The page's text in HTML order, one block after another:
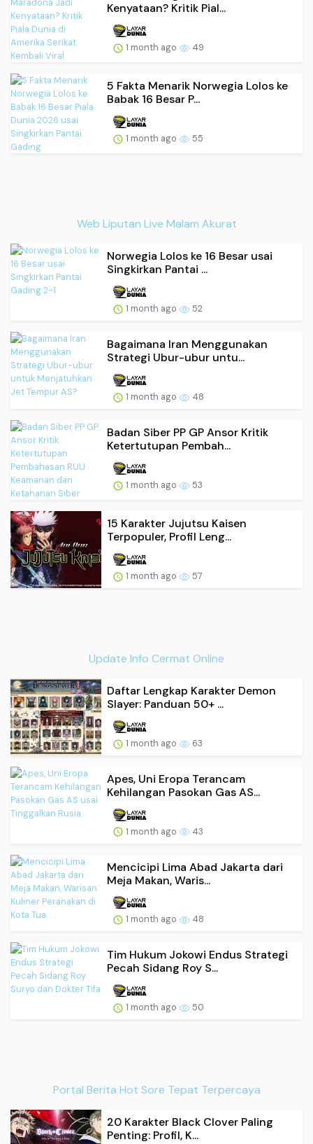
Kenyataan? Kritik Pial...
1 month ago 49
5 Fakta Menarik Norwegia Lolos ke
Babak 16 Besar P...
1 month ago 55
Web Liputan Live Malam Akurat
Norwegia Lolos ke 16 Besar usai
Singkirkan Pantai ...
1 month ago 52
Bagaimana Iran Menggunakan
Strategi Ubur-ubur untu...
1 month ago 48
Badan Siber PP GP Ansor Kritik
Ketertutupan Pembah...
1 month ago 53
15 Karakter Jujutsu Kaisen
Terpopuler, Profil Leng...
1 month ago 57
Update Info Cermat Online
Daftar Lengkap Karakter Demon
Slayer: Panduan 50+ ...
1 month ago 63
Apes, Uni Eropa Terancam
Kehilangan Pasokan Gas AS...
1 month ago 43
Mencicipi Lima Abad Jakarta dari
Meja Makan, Waris...
1 month ago 48
Tim Hukum Jokowi Endus Strategi
Pecah Sidang Roy S...
1 month ago 50
Portal Berita Hot Sore Tepat Terpercaya
20 Karakter Black Clover Paling
Penting: Profil, K...